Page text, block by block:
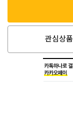
관심상품